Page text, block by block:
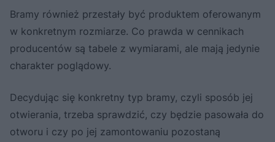
Bramy również przestały być produktem oferowanym
w konkretnym rozmiarze. Co prawda w cennikach
producentów są tabele z wymiarami, ale mają jedynie
charakter poglądowy.
Decydując się konkretny typ bramy, czyli sposób jej
otwierania, trzeba sprawdzić, czy będzie pasowała do
otworu i czy po jej zamontowaniu pozostaną